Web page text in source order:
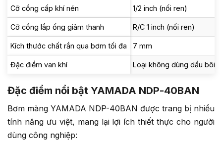
Cỡ cổng cấp khí nén 1/2 inch (nối ren)
Cỡ cổng lắp ống giảm thanh R/C 1 inch (nối ren)
Kích thước chất rắn qua bơm tối đa 7 mm
Đặc điểm van khí Loại không dùng dầu bôi
Đặc điểm nổi bật YAMADA NDP-40BAN
Bơm màng YAMADA NDP-40BAN được trang bị nhiều
tính năng ưu việt, mang lại lợi ích thiết thực cho người
dùng công nghiệp: